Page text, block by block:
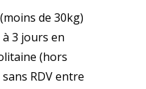
de 30kg)
3 jours en
(hors
RDV entre